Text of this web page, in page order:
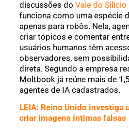
discussões do Vale do Silício
funciona como uma espécie
apenas para robôs. Nela,
criar tópicos e comentar
usuários humanos têm
observadores, sem
direta. Segundo a empresa
Moltbook já reúne mais de
agentes de IA cadastrados.
LEIA: Reino Unido investiga
criar imagens íntimas falsas